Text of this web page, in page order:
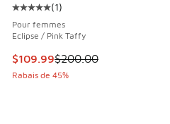
Cote moyenne du client - [5
(1)
Pour femmes
Eclipse / Pink Taffy
Cet article est en solde. Le
$109.99$200.00
Rabais de 45%